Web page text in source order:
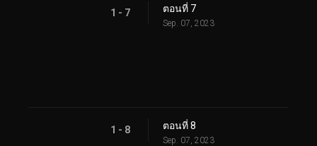
1 - 7 ตอนที่ 7
Sep. 07, 2023
1 - 8 ตอนที่ 8
Sep. 07, 2023